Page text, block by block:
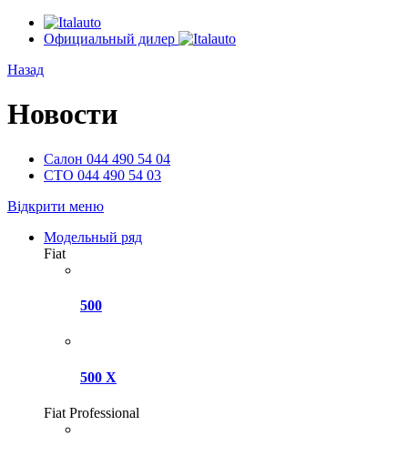
Официальный дилер
Назад
Новости
Салон 044 490 54 04
СТО 044 490 54 03
Відкрити меню
Модельный ряд
Fiat
500
500 X
Fiat Professional